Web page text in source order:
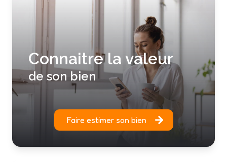
Connaitre la valeur
de son bien
Faire estimer son bien